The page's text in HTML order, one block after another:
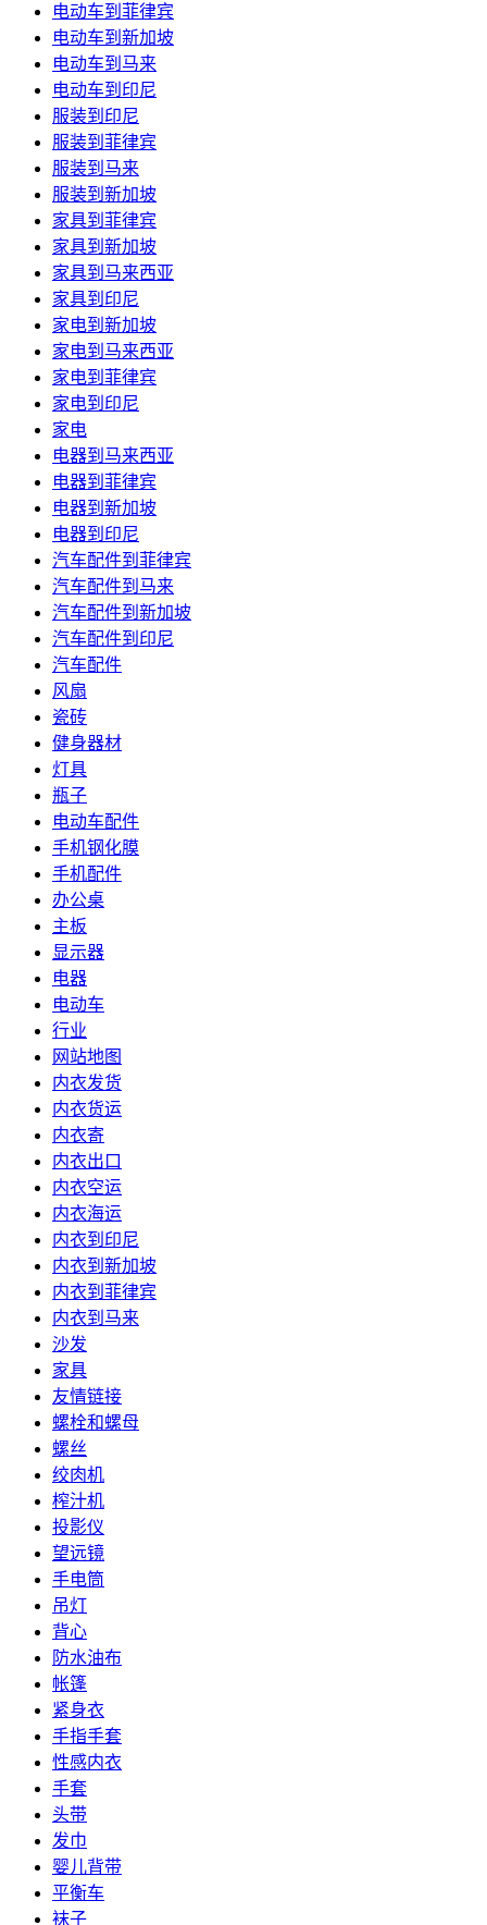
电动车到菲律宾
电动车到新加坡
电动车到马来
电动车到印尼
服装到印尼
服装到菲律宾
服装到马来
服装到新加坡
家具到菲律宾
家具到新加坡
家具到马来西亚
家具到印尼
家电到新加坡
家电到马来西亚
家电到菲律宾
家电到印尼
家电
电器到马来西亚
电器到菲律宾
电器到新加坡
电器到印尼
汽车配件到菲律宾
汽车配件到马来
汽车配件到新加坡
汽车配件到印尼
汽车配件
风扇
瓷砖
健身器材
灯具
瓶子
电动车配件
手机钢化膜
手机配件
办公桌
主板
显示器
电器
电动车
行业
网站地图
内衣发货
内衣货运
内衣寄
内衣出口
内衣空运
内衣海运
内衣到印尼
内衣到新加坡
内衣到菲律宾
内衣到马来
沙发
家具
友情链接
螺栓和螺母
螺丝
绞肉机
榨汁机
投影仪
望远镜
手电筒
吊灯
背心
防水油布
帐篷
紧身衣
手指手套
性感内衣
手套
头带
发巾
婴儿背带
平衡车
袜子